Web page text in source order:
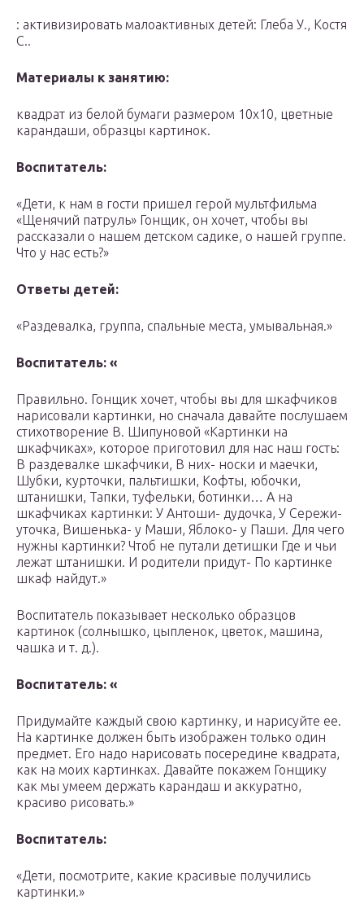
: активизировать малоактивных детей: Глеба У., Костя
С..
Материалы к занятию:
квадрат из белой бумаги размером 10х10, цветные
карандаши, образцы картинок.
Воспитатель:
«Дети, к нам в гости пришел герой мультфильма
«Щенячий патруль» Гонщик, он хочет, чтобы вы
рассказали о нашем детском садике, о нашей группе.
Что у нас есть?»
Ответы детей:
«Раздевалка, группа, спальные места, умывальная.»
Воспитатель: «
Правильно. Гонщик хочет, чтобы вы для шкафчиков
нарисовали картинки, но сначала давайте послушаем
стихотворение В. Шипуновой «Картинки на
шкафчиках», которое приготовил для нас наш гость:
В раздевалке шкафчики, В них- носки и маечки,
Шубки, курточки, пальтишки, Кофты, юбочки,
штанишки, Тапки, туфельки, ботинки… А на
шкафчиках картинки: У Антоши- дудочка, У Сережи-
уточка, Вишенька- у Маши, Яблоко- у Паши. Для чего
нужны картинки? Чтоб не путали детишки Где и чьи
лежат штанишки. И родители придут- По картинке
шкаф найдут.»
Воспитатель показывает несколько образцов
картинок (солнышко, цыпленок, цветок, машина,
чашка и т. д.).
Воспитатель: «
Придумайте каждый свою картинку, и нарисуйте ее.
На картинке должен быть изображен только один
предмет. Его надо нарисовать посередине квадрата,
как на моих картинках. Давайте покажем Гонщику
как мы умеем держать карандаш и аккуратно,
красиво рисовать.»
Воспитатель:
«Дети, посмотрите, какие красивые получились
картинки.»